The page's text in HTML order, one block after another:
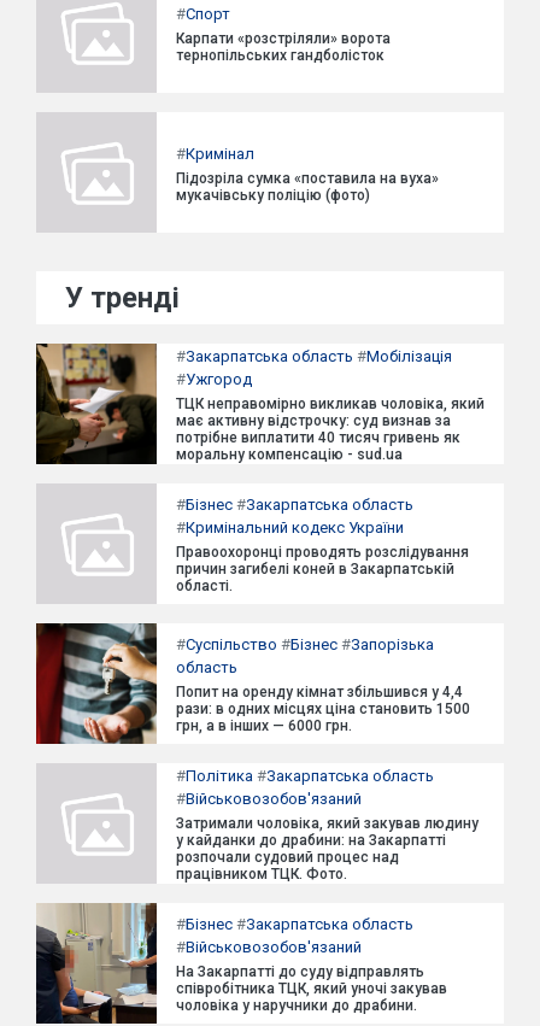
#Спорт
Карпати «розстріляли» ворота
тернопільських гандболісток
#Кримінал
Підозріла сумка «поставила на вуха»
мукачівську поліцію (фото)
У тренді
#Закарпатська область #Мобілізація
#Ужгород
ТЦК неправомірно викликав чоловіка, який
має активну відстрочку: суд визнав за
потрібне виплатити 40 тисяч гривень як
моральну компенсацію - sud.ua
#Бізнес #Закарпатська область
#Кримінальний кодекс України
Правоохоронці проводять розслідування
причин загибелі коней в Закарпатській
області.
#Суспільство #Бізнес #Запорізька
область
Попит на оренду кімнат збільшився у 4,4
рази: в одних місцях ціна становить 1500
грн, а в інших — 6000 грн.
#Політика #Закарпатська область
#Військовозобов'язаний
Затримали чоловіка, який закував людину
у кайданки до драбини: на Закарпатті
розпочали судовий процес над
працівником ТЦК. Фото.
#Бізнес #Закарпатська область
#Військовозобов'язаний
На Закарпатті до суду відправлять
співробітника ТЦК, який уночі закував
чоловіка у наручники до драбини.